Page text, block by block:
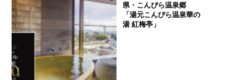
県・こんぴら温泉郷
「湯元こんぴら温泉華の
湯 紅梅亭」